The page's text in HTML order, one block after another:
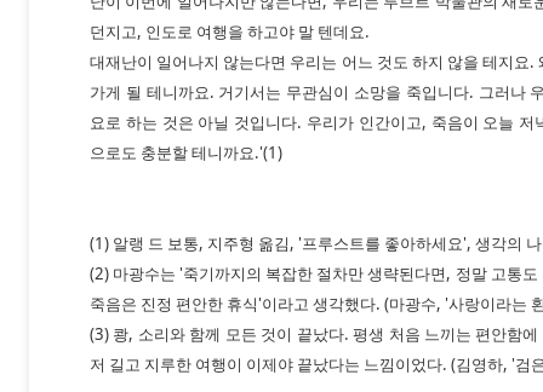
던지고, 인도로 여행을 하고야 말 텐데요.
대재난이 일어나지 않는다면 우리는 어느 것도 하지 않을 테지요
가게 될 테니까요. 거기서는 무관심이 소망을 죽입니다. 그러나
요로 하는 것은 아닐 것입니다. 우리가 인간이고, 죽음이 오늘
으로도 충분할 테니까요.'(1)
(1) 알랭 드 보통, 지주형 옮김, '프루스트를 좋아하세요', 생각의
(2) 마광수는 '죽기까지의 복잡한 절차만 생략된다면, 정말 고통
죽음은 진정 편안한 휴식'이라고 생각했다. (마광수, '사랑이라는
(3) 쾅, 소리와 함께 모든 것이 끝났다. 평생 처음 느끼는 편안함
저 길고 지루한 여행이 이제야 끝났다는 느낌이었다. (김영하, '검